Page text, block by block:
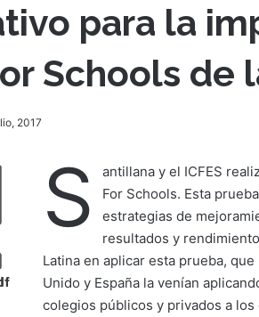
para la
Schools de
2017
S
antillana y el ICFES
For Schools. Esta
estrategias de
resultados y
Latina en aplicar esta prueba,
Unido y España la venían
colegios públicos y privados a